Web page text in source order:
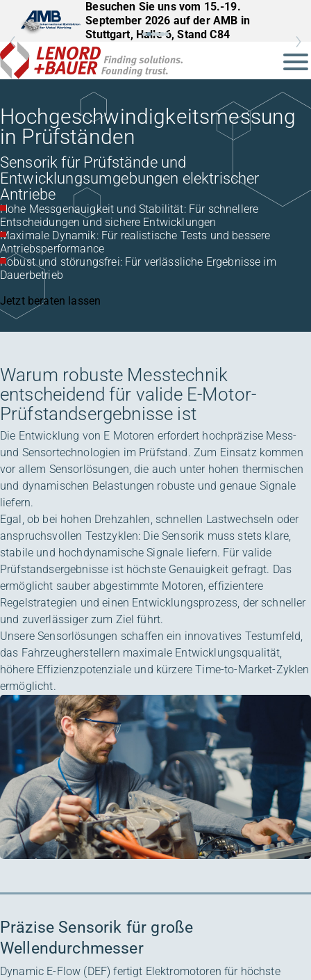
Besuchen Sie uns vom 15.-19.
September 2026 auf der AMB in
Stuttgart, Halle 6, Stand C84
Besuchen Sie uns vom 22.–25.
September 2026 auf der InnoTrans in
Berlin, Halle 27, Stand 561
Hochgeschwindigkeitsmessung
in Prüfständen
Sensorik für Prüfstände und
Entwicklungsumgebungen elektrischer
Antriebe
Hohe Messgenauigkeit und Stabilität: Für schnellere
Entscheidungen und sichere Entwicklungen
Maximale Dynamik: Für realistische Tests und bessere
Antriebsperformance
Robust und störungsfrei: Für verlässliche Ergebnisse im
Dauerbetrieb
Jetzt beraten lassen
Warum robuste Messtechnik
entscheidend für valide E-Motor-
Prüfstandsergebnisse ist
Die Entwicklung von E Motoren erfordert hochpräzise Mess-
und Sensortechnologien im Prüfstand. Zum Einsatz kommen
vor allem Sensorlösungen, die auch unter hohen thermischen
und dynamischen Belastungen robuste und genaue Signale
liefern.
Egal, ob bei hohen Drehzahlen, schnellen Lastwechseln oder
anspruchsvollen Testzyklen: Die Sensorik muss stets klare,
stabile und hochdynamische Signale liefern. Für valide
Prüfstandsergebnisse ist höchste Genauigkeit gefragt. Das
ermöglicht sauber abgestimmte Motoren, effizientere
Regelstrategien und einen Entwicklungsprozess, der schneller
und zuverlässiger zum Ziel führt.
Unsere Sensorlösungen schaffen ein innovatives Testumfeld,
das Fahrzeugherstellern maximale Entwicklungsqualität,
höhere Effizienzpotenziale und kürzere Time-to-Market-Zyklen
ermöglicht.
Präzise Sensorik für große
Wellendurchmesser
Dynamic E-Flow (DEF) fertigt Elektromotoren für höchste